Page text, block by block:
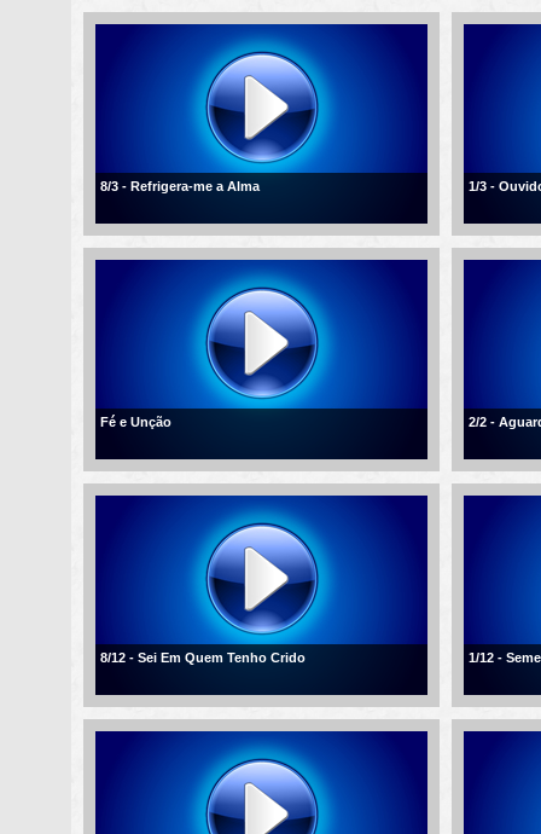
8/3 - Refrigera-me a Alma 1/3 -
Fé e Unção 2/2 -
8/12 - Sei Em Quem Tenho Crido 1/12 -